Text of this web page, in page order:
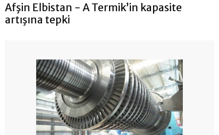
Afşin Elbistan - A Termik’in kapasite
artışına tepki